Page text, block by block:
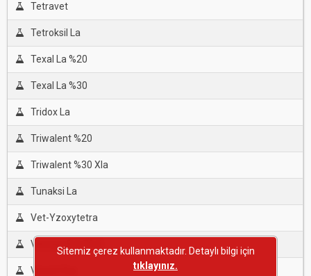
Tetravet
Tetroksil La
Texal La %20
Texal La %30
Tridox La
Triwalent %20
Triwalent %30 Xla
Tunaksi La
Vet-Yzoxytetra
Vimoxy-B %75.5
Viocid-Oxy
Sitemiz çerez kullanmaktadır. Detaylı bilgi için
tıklayınız.